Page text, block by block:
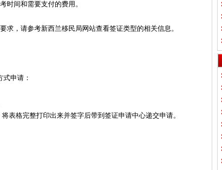
时间和需要支付的费用。
求，请参考新西兰移民局网站查看签证类型的相关信息。
式申请：
表格完整打印出来并签字后带到签证申请中心递交申请。